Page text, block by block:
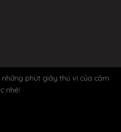
phút giây thú vị của cảm
nhé!